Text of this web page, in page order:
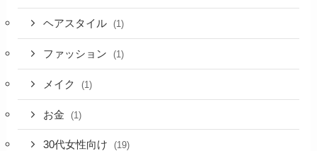
ヘアスタイル (1)
ファッション (1)
メイク (1)
お金 (1)
30代女性向け (19)